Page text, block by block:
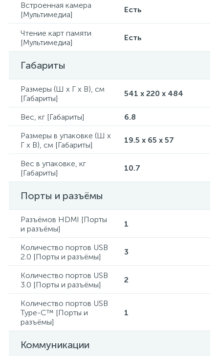
Встроенная камера
[Мультимедиа]
Есть
Чтение карт памяти
[Мультимедиа]
Есть
Габариты
Размеры (Ш x Г x В), см
[Габариты]
541 x 220 x 484
Вес, кг [Габариты]
6.8
Размеры в упаковке (Ш x
Г x В), см [Габариты]
19.5 x 65 x 57
Вес в упаковке, кг
[Габариты]
10.7
Порты и разъёмы
Разъёмов HDMI [Порты
и разъёмы]
1
Количество портов USB
2.0 [Порты и разъёмы]
3
Количество портов USB
3.0 [Порты и разъёмы]
2
Количество портов USB
Type-C™ [Порты и
разъёмы]
1
Коммуникации